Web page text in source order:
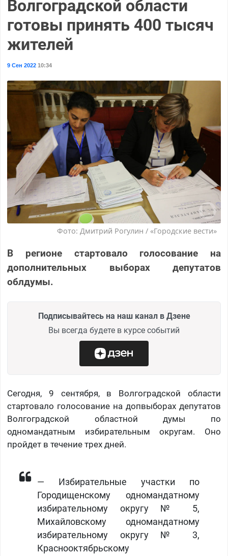
Волгоградской области
готовы принять 400 тысяч
жителей
9 Сен 202210:34
Фото: Дмитрий Рогулин / «Городские вести»
В регионе стартовало голосование на
дополнительных выборах депутатов
облдумы.
Подписывайтесь на наш канал в Дзене
Вы всегда будете в курсе событий
Сегодня, 9 сентября, в Волгоградской области
стартовало голосование на допвыборах депутатов
Волгоградской областной думы по
одномандатным избирательным округам. Оно
пройдет в течение трех дней.
— Избирательные участки по
Городищенскому одномандатному
избирательному округу № 5,
Михайловскому одномандатному
избирательному округу № 3,
Краснооктябрьскому